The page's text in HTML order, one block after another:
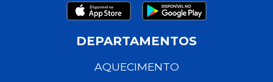
DEPARTAMENTOS
AQUECIMENTO